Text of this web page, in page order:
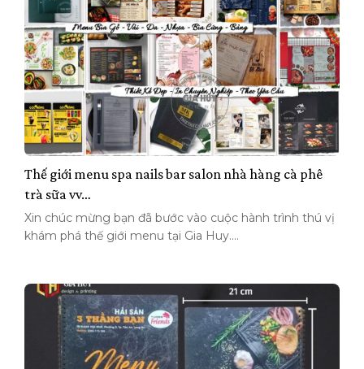
Thế giới menu spa nails bar salon nhà hàng cà phê
trà sữa vv…
Xin chúc mừng bạn đã bước vào cuộc hành trình thú vị
khám phá thế giới menu tại Gia Huy....